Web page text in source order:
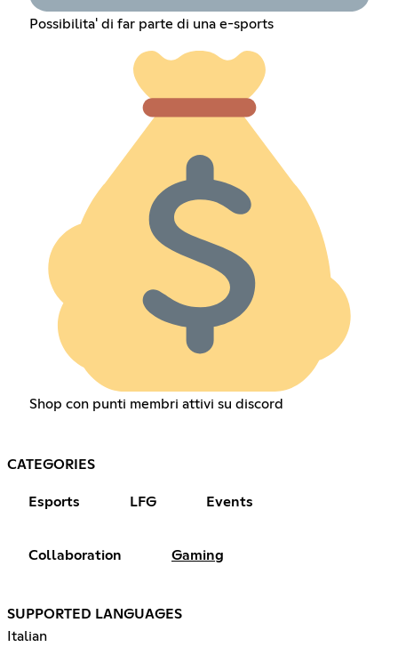
Possibilita' di far parte di una e-sports
Shop con punti membri attivi su discord
CATEGORIES
Esports LFG Events
Collaboration Gaming
SUPPORTED LANGUAGES
Italian